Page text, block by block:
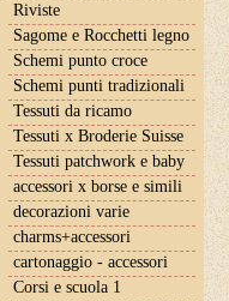
Riviste
Sagome e Rocchetti legno
Schemi punto croce
Schemi punti tradizionali
Tessuti da ricamo
Tessuti x Broderie Suisse
Tessuti patchwork e baby
accessori x borse e simili
decorazioni varie
charms+accessori
cartonaggio - accessori
Corsi e scuola 1